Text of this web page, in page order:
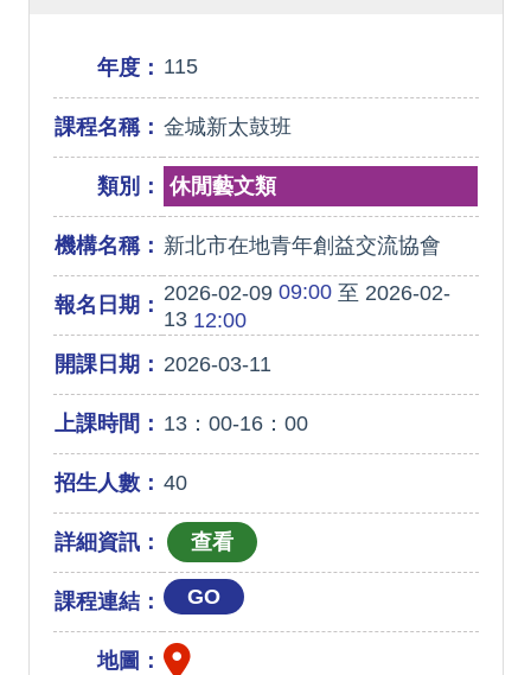
年度： 115
課程名稱： 金城新太鼓班
類別： 休閒藝文類
機構名稱： 新北市在地青年創益交流協會
報名日期： 2026-02-0909:00至 2026-02-
1312:00
開課日期： 2026-03-11
上課時間： 13：00-16：00
招生人數： 40
詳細資訊：
課程連結： GO
地圖：